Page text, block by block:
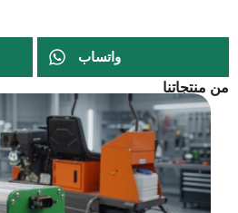
واتساب
من منتجاتنا